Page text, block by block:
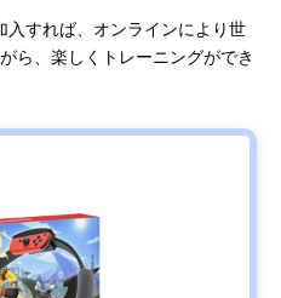
入すれば、オンラインにより世
ら、楽しくトレーニングができ